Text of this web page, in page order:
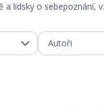
a lidsky o sebepoznání,
Autoři